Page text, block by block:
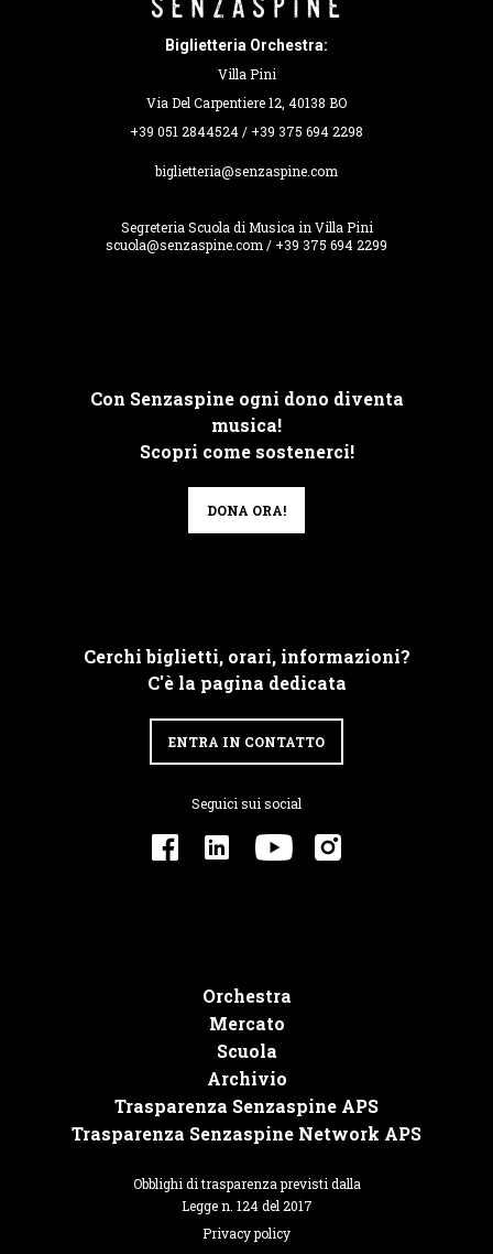
Biglietteria Orchestra:
Villa Pini
Via Del Carpentiere 12, 40138 BO
+39 051 2844524 / +39 375 694 2298
biglietteria@senzaspine.com
Segreteria Scuola di Musica in Villa Pini
scuola@senzaspine.com / +39 375 694 2299
Con Senzaspine ogni dono diventa
musica!
Scopri come sostenerci!
DONA ORA!
Cerchi biglietti, orari, informazioni?
C'è la pagina dedicata
ENTRA IN CONTATTO
Seguici sui social
Orchestra
Mercato
Scuola
Archivio
Trasparenza Senzaspine APS
Trasparenza Senzaspine Network APS
Obblighi di trasparenza previsti dalla
Legge n. 124 del 2017
Privacy policy